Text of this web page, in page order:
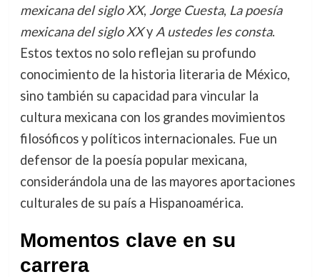
mexicana del siglo XX, Jorge Cuesta, La poesía
mexicana del siglo XXy A ustedes les consta.
Estos textos no solo reflejan su profundo
conocimiento de la historia literaria de México,
sino también su capacidad para vincular la
cultura mexicana con los grandes movimientos
filosóficos y políticos internacionales. Fue un
defensor de la poesía popular mexicana,
considerándola una de las mayores aportaciones
culturales de su país a Hispanoamérica.
Momentos clave en su
carrera